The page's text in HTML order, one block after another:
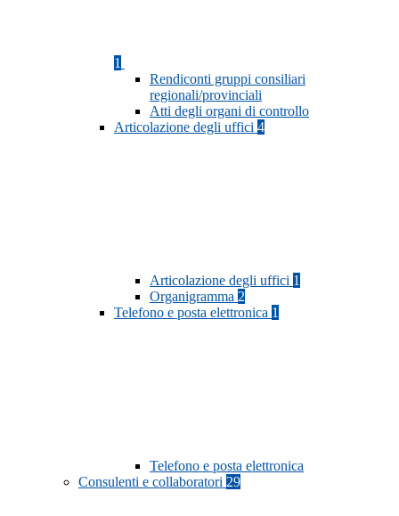
1
Rendiconti gruppi consiliari
regionali/provinciali
Atti degli organi di controllo
Articolazione degli uffici 4
Articolazione degli uffici 1
Organigramma 2
Telefono e posta elettronica 1
Telefono e posta elettronica
Consulenti e collaboratori 29